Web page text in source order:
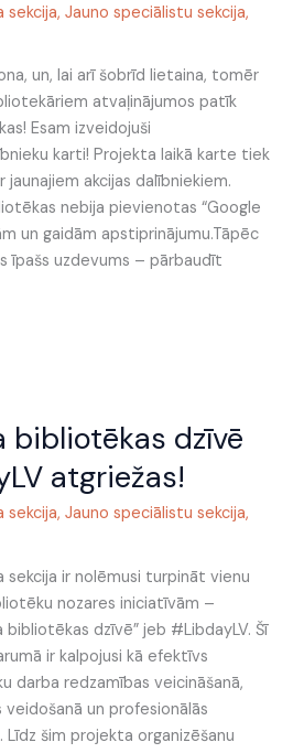
sekcija, Jauno speciālistu sekcija,
un, lai arī šobrīd lietaina, tomēr
atvaļinājumos patīk
Esam izveidojuši
karti! Projekta laikā karte tiek
akcijas dalībniekiem.
nebija pievienotas “Google
un gaidām apstiprinājumu.Tāpēc
īpašs uzdevums – pārbaudīt
bibliotēkas dzīvē
atgriežas!
sekcija, Jauno speciālistu sekcija,
sekcija ir nolēmusi turpināt vienu
nozares iniciatīvām –
dzīvē” jeb #LibdayLV. Šī
ir kalpojusi kā efektīvs
darba redzamības veicināšanā,
un profesionālās
Līdz šim projekta organizēšanu